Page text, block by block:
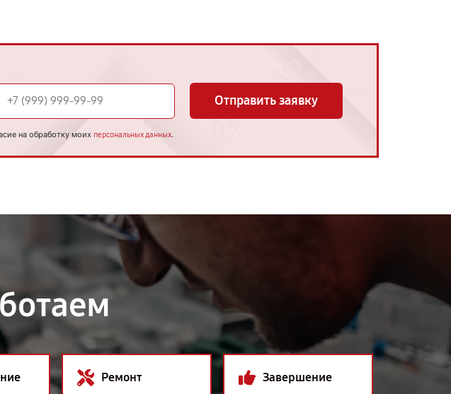
Отправить заявку
на обработку моих персональных данных.
Ремонт Завершение